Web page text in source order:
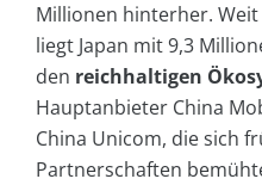
Millionen hinterher.
liegt Japan mit 9,3
den reichhaltigen
Hauptanbieter China
China Unicom, die sich
Partnerschaften